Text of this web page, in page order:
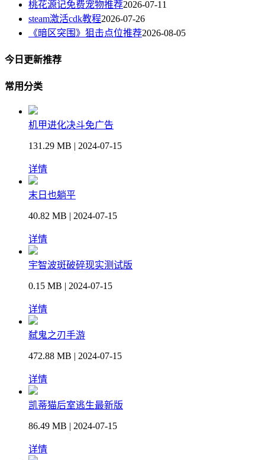
桃花源记免费宠物推荐2026-07-11
steam激活cdk教程2026-07-26
《暗区突围》狙击点位推荐2026-08-05
今日更新推荐
常用分类
机甲进化决斗免广告
131.29 MB | 2024-07-15
详情
末日也躺平
40.82 MB | 2024-07-15
详情
宇智波斑破碎现实测试版
0.15 MB | 2024-07-15
详情
弑鬼之刃手游
472.88 MB | 2024-07-15
详情
凯蒂猫后室逃生最新版
86.49 MB | 2024-07-15
详情